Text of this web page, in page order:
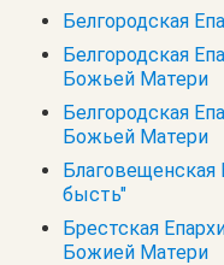
Белгородская
Белгородская
Божьей Матери
Белгородская
Божьей Матери
Благовещенская
бысть"
Брестская
Божией Матери